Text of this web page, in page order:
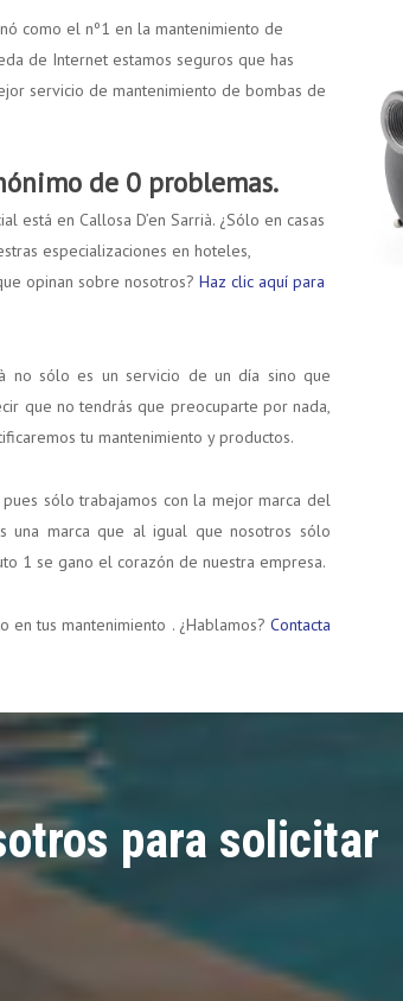
como el nº1 en la mantenimiento de
de Internet estamos seguros que has
servicio de mantenimiento de bombas de
de 0 problemas.
en Callosa D’en Sarrià. ¿Sólo en casas
especializaciones en hoteles,
opinan sobre nosotros?Haz clic aquí para
no sólo es un servicio de un día sino que
que no tendrás que preocuparte por nada,
tu mantenimiento y productos.
sólo trabajamos con la mejor marca del
una marca que al igual que nosotros sólo
1 se gano el corazón de nuestra empresa.
en tus mantenimiento . ¿Hablamos?Contacta
para solicitar